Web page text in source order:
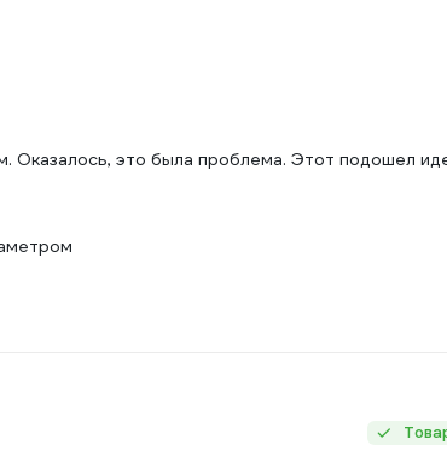
Оказалось, это была проблема. Этот подошел